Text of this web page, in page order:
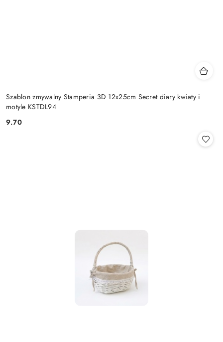
Szablon zmywalny Stamperia 3D 12x25cm Secret diary kwiaty i
motyle KSTDL94
Cena:
9.70